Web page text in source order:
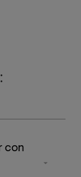
con